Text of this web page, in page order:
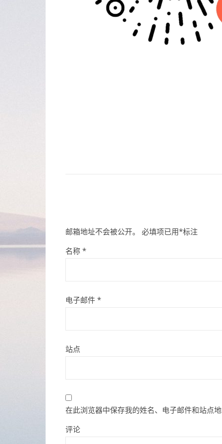
邮箱地址不会被公开。 必填项已用*标注
名称 *
电子邮件 *
站点
在此浏览器中保存我的姓名、电子邮件和站点
评论